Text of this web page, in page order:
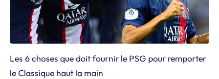
Les 6 choses que doit fournir le PSG pour remporter
le Classique haut la main